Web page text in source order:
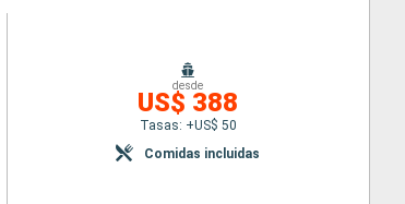
desde
US$ 388
Tasas: +US$ 50
Comidas incluidas